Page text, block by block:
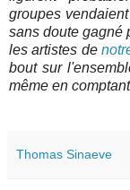
groupes
sans doute gagné
les artistes de
bout sur
même en
Thomas Sinaeve